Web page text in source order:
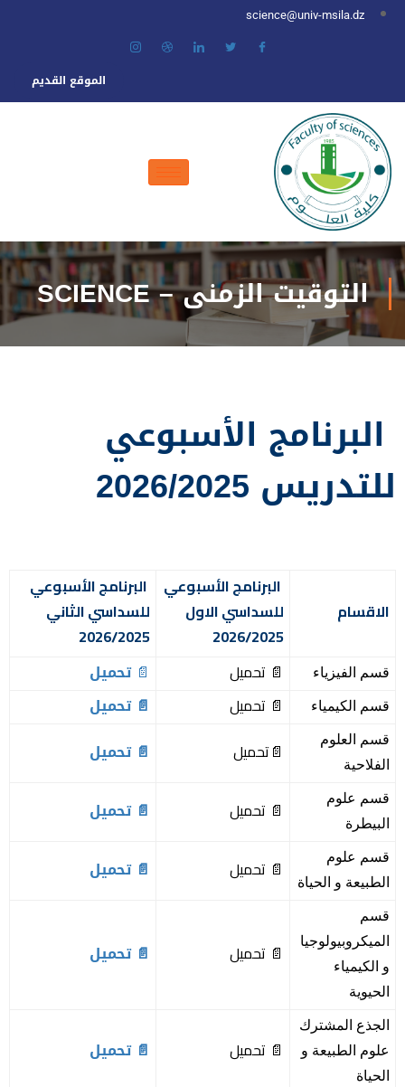
science@univ-msila.dz
الموقع القديم
التوقيت الزمني – SCIENCE
البرنامج الأسبوعي
للتدريس 2026/2025
الاقسام
البرنامج الأسبوعي
للسداسي الاول
2026/2025
البرنامج الأسبوعي
للسداسي الثاني
2026/2025
قسم الفيزياء 📄 تحميل 📄 تحميل
قسم الكيمياء 📄 تحميل 📄 تحميل
قسم العلوم
الفلاحية
📄تحميل 📄 تحميل
قسم علوم
البيطرة
📄 تحميل 📄 تحميل
قسم علوم
الطبيعة و الحياة
📄 تحميل 📄 تحميل
قسم
الميكروبيولوجيا
و الكيمياء
الحيوية
📄 تحميل 📄 تحميل
الجذع المشترك
علوم الطبيعة و
الحياة
📄 تحميل 📄 تحميل